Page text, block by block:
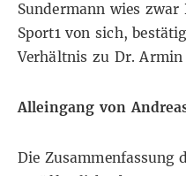
Sundermann wies
Sport1von sich,
Verhältnis zu Dr. Armin
Alleingang von
Die Zusammenfassung